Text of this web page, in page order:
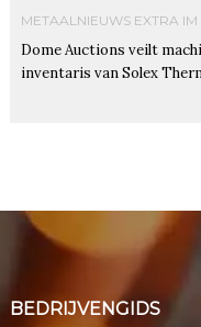
METAALNIEUWS EXTRA IM
Dome Auctions veilt
inventaris van Solex
BEDRIJVENGIDS